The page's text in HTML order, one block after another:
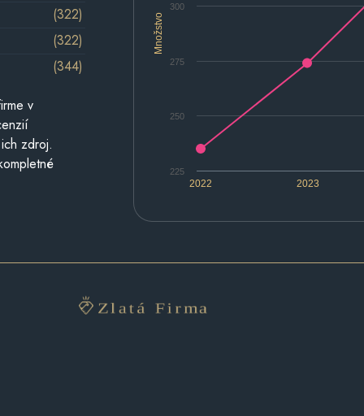
Množstvo
2022 2023
225
250
275
300
(322)
(322)
(344)
v
zdroj.